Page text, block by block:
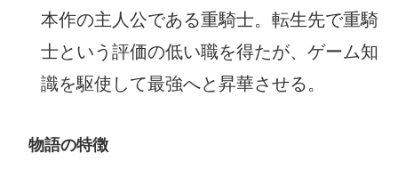
本作の主人公である重騎士。転生先で重騎
士という評価の低い職を得たが、ゲーム知
識を駆使して最強へと昇華させる。
物語の特徴